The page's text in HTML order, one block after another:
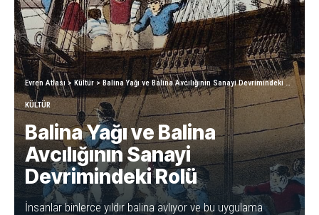
Evren Atlası > Kültür >Balina Yağı ve Balina Avcılığının Sanayi Devrimindeki Rolü
KÜLTÜR
Balina Yağı ve Balina
Avcılığının Sanayi
Devrimindeki Rolü
İnsanlar binlerce yıldır balina avlıyor ve bu uygulama